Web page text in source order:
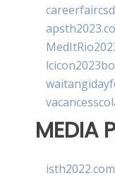
MEDIA
isth2022.com